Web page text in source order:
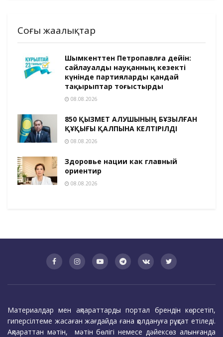
Соңғы жаңалықтар
Шымкенттен Петропавлға дейін:
сайлауалды науқанның кезекті
күнінде партияларды қандай
тақырыптар тоғыстырды
08.08.2026
850 ҚЫЗМЕТ АЛУШЫНЫҢ БҰЗЫЛҒАН
ҚҰҚЫҒЫ ҚАЛПЫНА КЕЛТІРІЛДІ
08.08.2026
Здоровье нации как главный
ориентир
08.08.2026
Материалдар мен ақпараттарды портал брендін көрсетіп,
гиперсілтеме жасаған жағдайда ғана қолдануға рұқсат етіледі.
Ақпараттан мәтін, мәтін бөлігі немесе дәйексөз алынғанда